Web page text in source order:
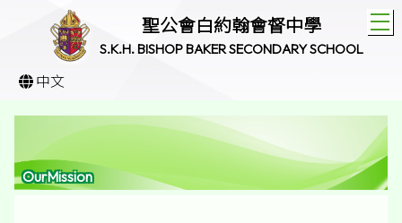
聖公會白約翰會督中學
S.K.H. BISHOP BAKER SECONDARY SCHOOL
中文
OurMission